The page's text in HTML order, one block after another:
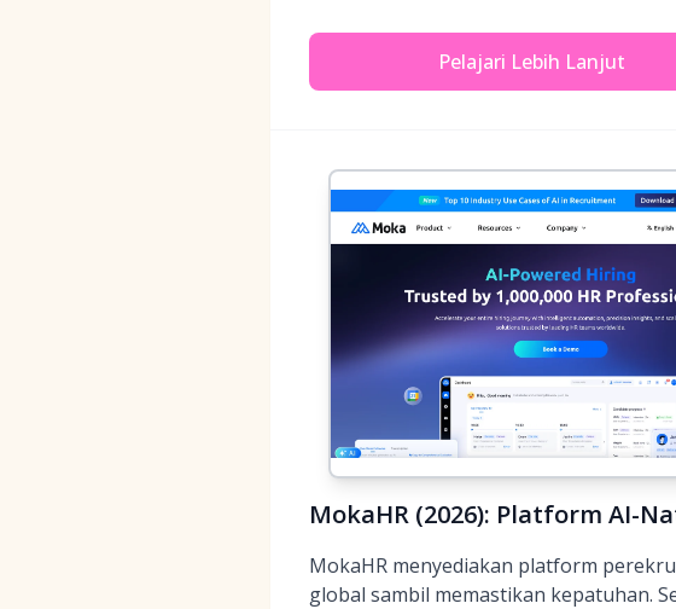
Pelajari Lebih Lanjut
MokaHR (2026): Platform AI-
MokaHR menyediakan platform
global sambil memastikan kepatuhan.